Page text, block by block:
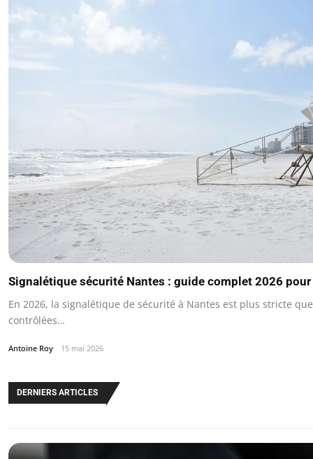
Signalétique sécurité Nantes : guide complet 2026
En 2026, la signalétique de sécurité à Nantes est plus stricte que
contrôlées…
Antoine Roy 15 mai 2026
DERNIERS ARTICLES